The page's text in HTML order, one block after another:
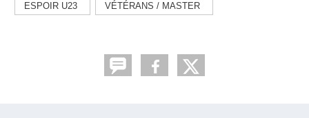
ESPOIR U23
VÉTÉRANS / MASTER